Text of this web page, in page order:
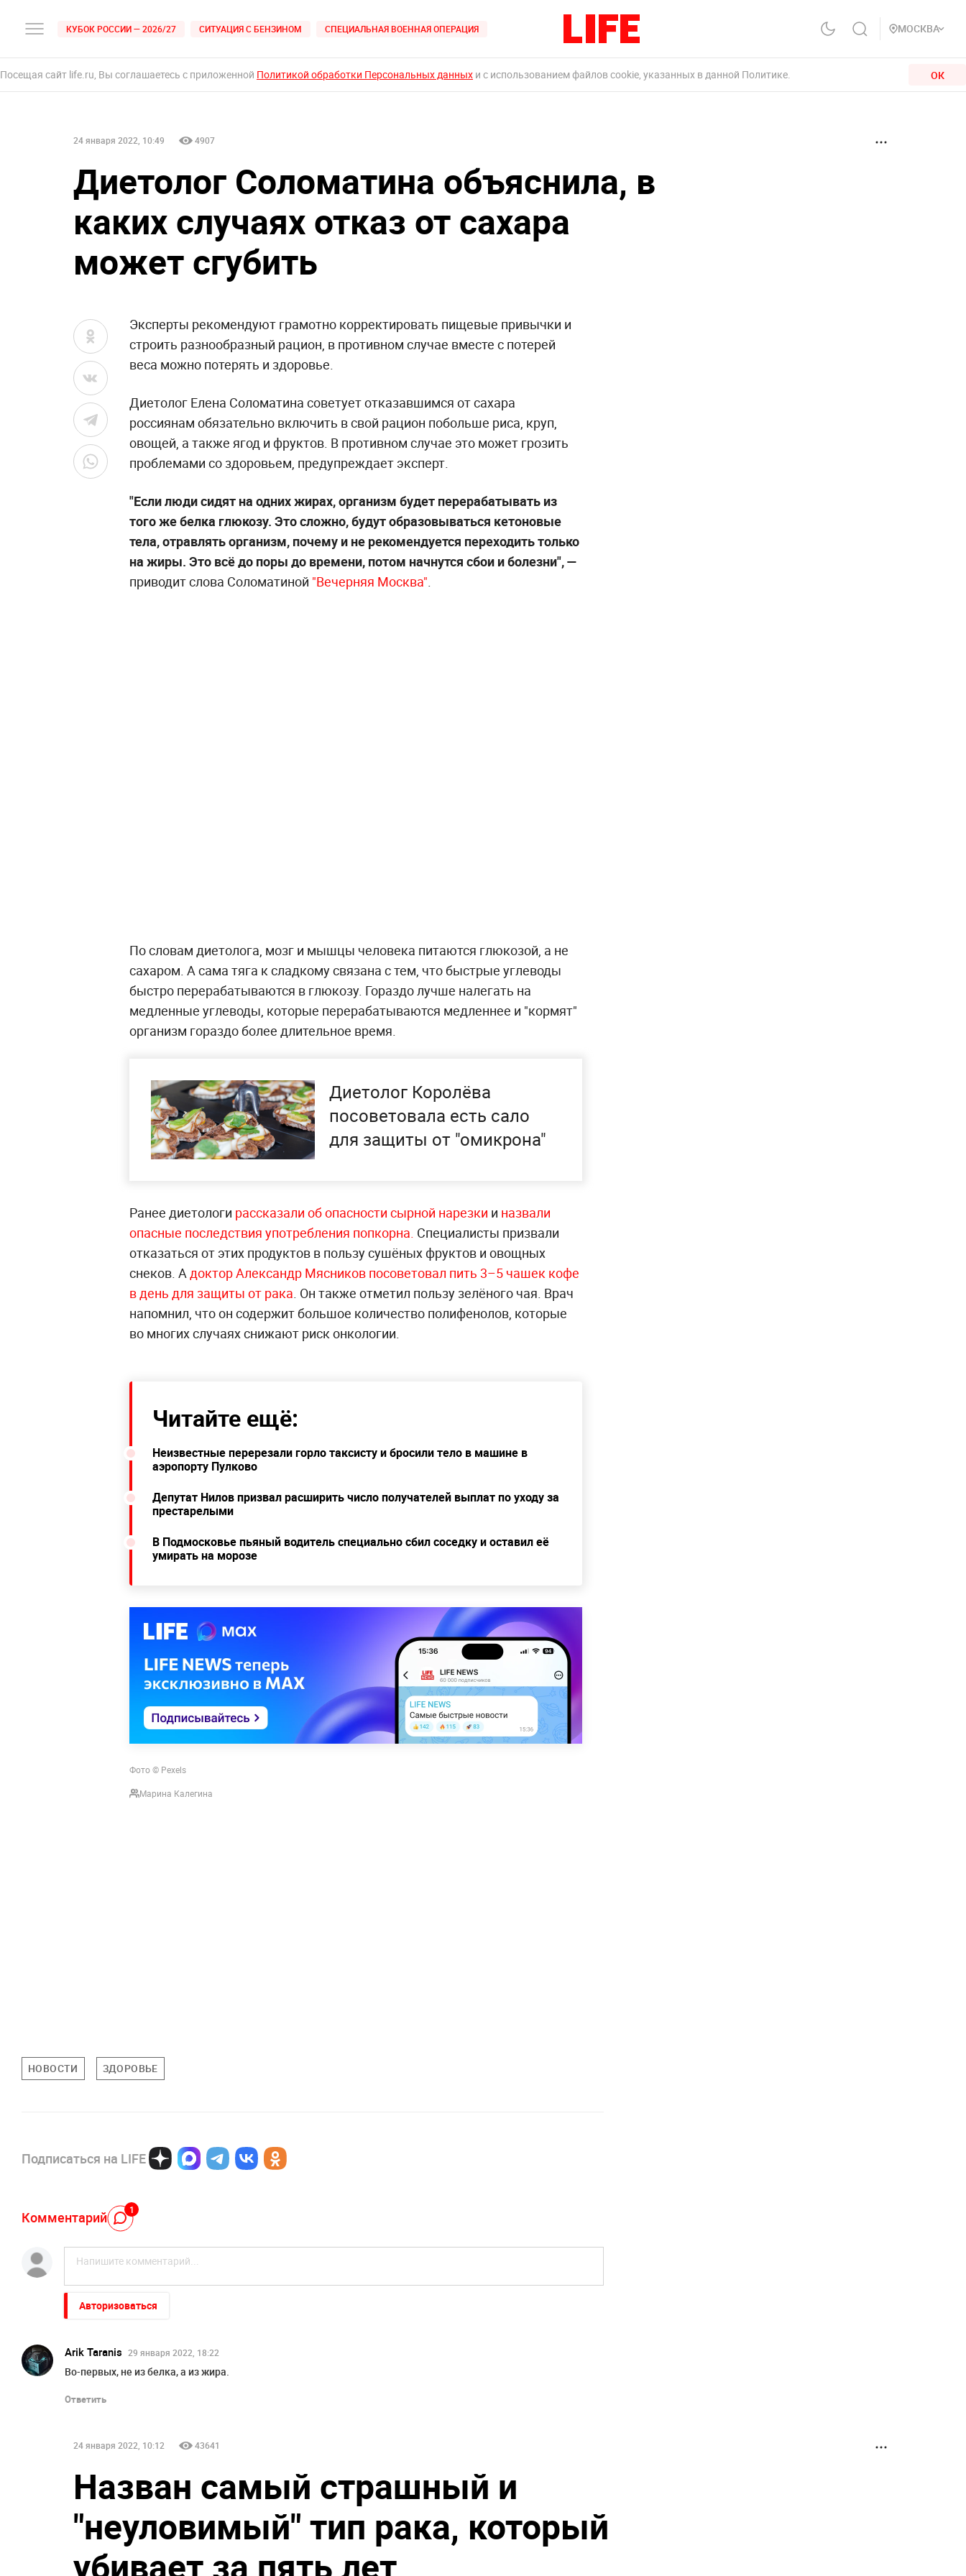
КУБОК РОССИИ — 2026/27 СИТУАЦИЯ С БЕНЗИНОМ СПЕЦИАЛЬНАЯ ВОЕННАЯ ОПЕРАЦИЯ МОСКВА
Посещая сайт life.ru, Вы соглашаетесь с приложенной Политикой обработки Персональных данных и с использованием файлов cookie, указанных в данной Политике. ОК
24 января 2022, 10:49 4907
Диетолог Соломатина объяснила, в
каких случаях отказ от сахара
может сгубить
Эксперты рекомендуют грамотно корректировать пищевые привычки и
строить разнообразный рацион, в противном случае вместе с потерей
веса можно потерять и здоровье.
Диетолог Елена Соломатина советует отказавшимся от сахара
россиянам обязательно включить в свой рацион побольше риса, круп,
овощей, а также ягод и фруктов. В противном случае это может грозить
проблемами со здоровьем, предупреждает эксперт.
"Если люди сидят на одних жирах, организм будет перерабатывать из
того же белка глюкозу. Это сложно, будут образовываться кетоновые
тела, отравлять организм, почему и не рекомендуется переходить только
на жиры. Это всё до поры до времени, потом начнутся сбои и болезни", —
приводит слова Соломатиной "Вечерняя Москва".
По словам диетолога, мозг и мышцы человека питаются глюкозой, а не
сахаром. А сама тяга к сладкому связана с тем, что быстрые углеводы
быстро перерабатываются в глюкозу. Гораздо лучше налегать на
медленные углеводы, которые перерабатываются медленнее и "кормят"
организм гораздо более длительное время.
Диетолог Королёва
посоветовала есть сало
для защиты от "омикрона"
Ранее диетологи рассказали об опасности сырной нарезки и назвали
опасные последствия употребления попкорна. Специалисты призвали
отказаться от этих продуктов в пользу сушёных фруктов и овощных
снеков. Адоктор Александр Мясников посоветовал пить 3–5 чашек кофе
в день для защиты от рака. Он также отметил пользу зелёного чая. Врач
напомнил, что он содержит большое количество полифенолов, которые
во многих случаях снижают риск онкологии.
Читайте ещё:
Неизвестные перерезали горло таксисту и бросили тело в машине в
аэропорту Пулково
Депутат Нилов призвал расширить число получателей выплат по уходу за
престарелыми
В Подмосковье пьяный водитель специально сбил соседку и оставил её
умирать на морозе
Фото © Pexels
Марина Калегина
НОВОСТИ ЗДОРОВЬЕ
Подписаться на LIFE
Комментарий 1
Авторизоваться
Arik Taranis 29 января 2022, 18:22
Во-первых, не из белка, а из жира.
Ответить
24 января 2022, 10:12 43641
Назван самый страшный и
"неуловимый" тип рака, который
убивает за пять лет